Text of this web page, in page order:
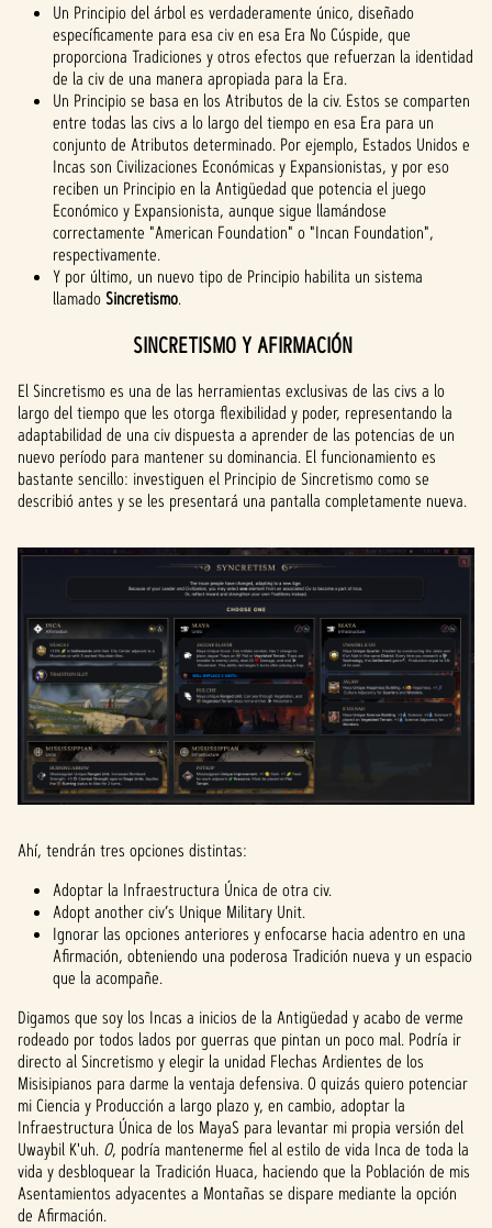
Un Principio del árbol es verdaderamente único, diseñado
específicamente para esa civ en esa Era No Cúspide, que
proporciona Tradiciones y otros efectos que refuerzan la identidad
de la civ de una manera apropiada para la Era.
Un Principio se basa en los Atributos de la civ. Estos se comparten
entre todas las civs a lo largo del tiempo en esa Era para un
conjunto de Atributos determinado. Por ejemplo, Estados Unidos e
Incas son Civilizaciones Económicas y Expansionistas, y por eso
reciben un Principio en la Antigüedad que potencia el juego
Económico y Expansionista, aunque sigue llamándose
correctamente "American Foundation" o "Incan Foundation",
respectivamente.
Y por último, un nuevo tipo de Principio habilita un sistema
llamado Sincretismo.
SINCRETISMO Y AFIRMACIÓN
El Sincretismo es una de las herramientas exclusivas de las civs a lo
largo del tiempo que les otorga flexibilidad y poder, representando la
adaptabilidad de una civ dispuesta a aprender de las potencias de un
nuevo período para mantener su dominancia. El funcionamiento es
bastante sencillo: investiguen el Principio de Sincretismo como se
describió antes y se les presentará una pantalla completamente nueva.
Ahí, tendrán tres opciones distintas:
Adoptar la Infraestructura Única de otra civ.
Adopt another civ’s Unique Military Unit.
Ignorar las opciones anteriores y enfocarse hacia adentro en una
Afirmación, obteniendo una poderosa Tradición nueva y un espacio
que la acompañe.
Digamos que soy los Incas a inicios de la Antigüedad y acabo de verme
rodeado por todos lados por guerras que pintan un poco mal. Podría ir
directo al Sincretismo y elegir la unidad Flechas Ardientes de los
Misisipianos para darme la ventaja defensiva. O quizás quiero potenciar
mi Ciencia y Producción a largo plazo y, en cambio, adoptar la
Infraestructura Única de los MayaS para levantar mi propia versión del
Uwaybil K'uh. O, podría mantenerme fiel al estilo de vida Inca de toda la
vida y desbloquear la Tradición Huaca, haciendo que la Población de mis
Asentamientos adyacentes a Montañas se dispare mediante la opción
de Afirmación.